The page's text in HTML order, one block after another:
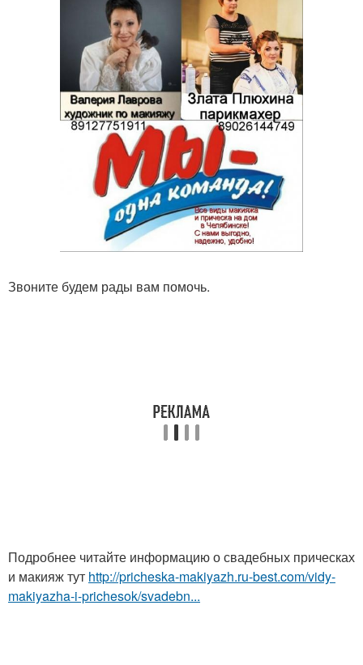
Звоните будем рады вам помочь.
Подробнее читайте информацию о свадебных прическах
и макияж тут http://pricheska-makiyazh.ru-best.com/vidy-
makiyazha-i-prichesok/svadebn...